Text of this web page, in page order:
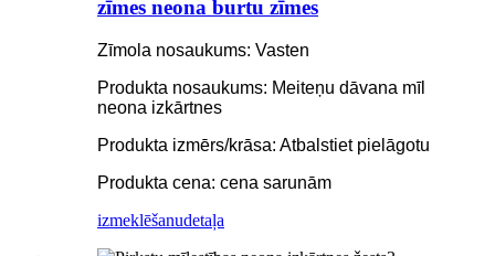
zīmes neona burtu zīmes
Zīmola nosaukums: Vasten
Produkta nosaukums: Meiteņu dāvana mīl
neona izkārtnes
Produkta izmērs/krāsa: Atbalstiet pielāgotu
Produkta cena: cena sarunām
izmeklēšanudetaļa